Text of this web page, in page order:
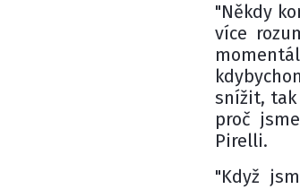
"Někdy
více
snížit, tak
proč
Pirelli.
"Když